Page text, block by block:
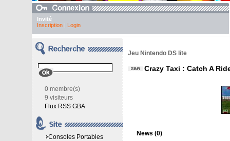
Invité
Inscription| Login
0 membre(s)
9 visiteurs
Flux RSS GBA
Consoles Portables
Jeu Nintendo DS lite
Crazy Taxi : Catch A
News (0)